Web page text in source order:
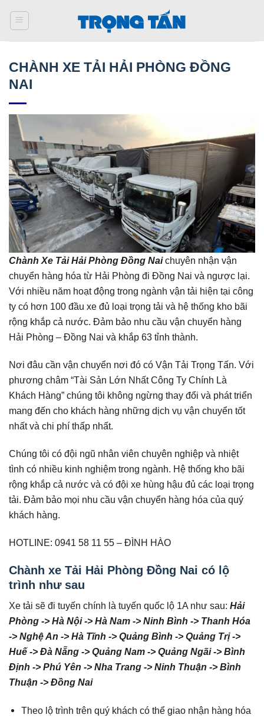
qua
CHÀNH XE TẢI HẢI PHÒNG ĐỒNG
NAI
Chành Xe Tải Hải Phòng Đồng Naichuyên nhận vận
chuyển hàng hóa từ Hải Phòng đi Đồng Nai và ngược lại.
Với nhiều năm hoạt động trong ngành vận tải hiện tại công
ty có hơn 100 đầu xe đủ loại trọng tải và hệ thống kho bãi
rộng khắp cả nước. Đảm bảo nhu cầu vận chuyển hàng
Hải Phòng – Đồng Nai và khắp 63 tỉnh thành.
Nơi đâu cần vận chuyển nơi đó có Vận Tải Trọng Tấn. Với
phương châm “Tài Sản Lớn Nhất Công Ty Chính Là
Khách Hàng” chúng tôi không ngừng thay đổi và phát triển
mang đến cho khách hàng những dịch vụ vận chuyển tốt
nhất và chi phí thấp nhất.
Chúng tôi có đội ngũ nhân viên chuyên nghiệp và nhiệt
tình có nhiều kinh nghiệm trong ngành. Hệ thống kho bãi
rộng khắp cả nước và có đội xe hùng hậu đủ các loại trọng
tải. Đảm bảo mọi nhu cầu vận chuyển hàng hóa của quý
khách hàng.
HOTLINE: 0941 58 11 55 – ĐÌNH HÀO
Chành xe Tải Hải Phòng Đồng Nai có lộ
trình như sau
Xe tải sẽ đi tuyến chính là tuyến quốc lộ 1A như sau: Hải
Phòng -> Hà Nội -> Hà Nam -> Ninh Bình -> Thanh Hóa
-> Nghệ An -> Hà Tĩnh -> Quảng Bình -> Quảng Trị ->
Huế -> Đà Nẵng -> Quảng Nam -> Quảng Ngãi -> Bình
Định -> Phú Yên -> Nha Trang -> Ninh Thuận -> Bình
Thuận -> Đồng Nai
Theo lộ trình trên quý khách có thể giao nhận hàng hóa